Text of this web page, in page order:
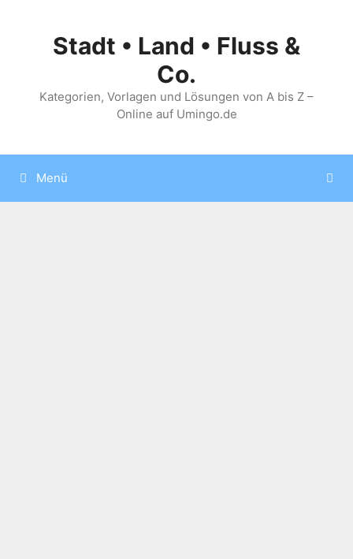
springenStadt • Land • Fluss &
Co.
Kategorien, Vorlagen und Lösungen von A bis Z –
Online auf Umingo.de
Menü